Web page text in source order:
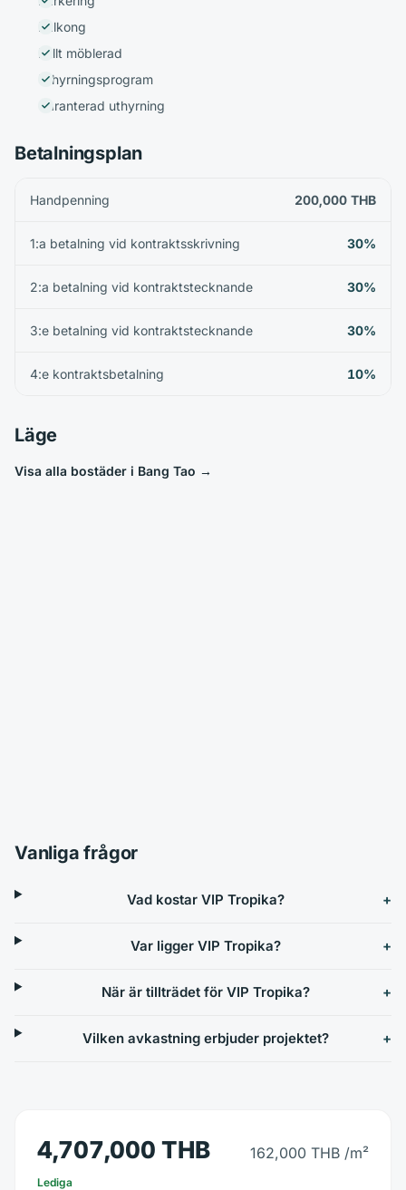
Balkong
Fullt möblerad
Uthyrningsprogram
Garanterad uthyrning
Betalningsplan
Handpenning 200,000 THB
1:a betalning vid kontraktsskrivning 30%
2:a betalning vid kontraktstecknande 30%
3:e betalning vid kontraktstecknande 30%
4:e kontraktsbetalning 10%
Läge
Visa alla bostäder i Bang Tao →
Vanliga frågor
Vad kostar VIP Tropika?
Var ligger VIP Tropika?
När är tillträdet för VIP Tropika?
Vilken avkastning erbjuder projektet?
4,707,000 THB 162,000 THB /m²
Lediga